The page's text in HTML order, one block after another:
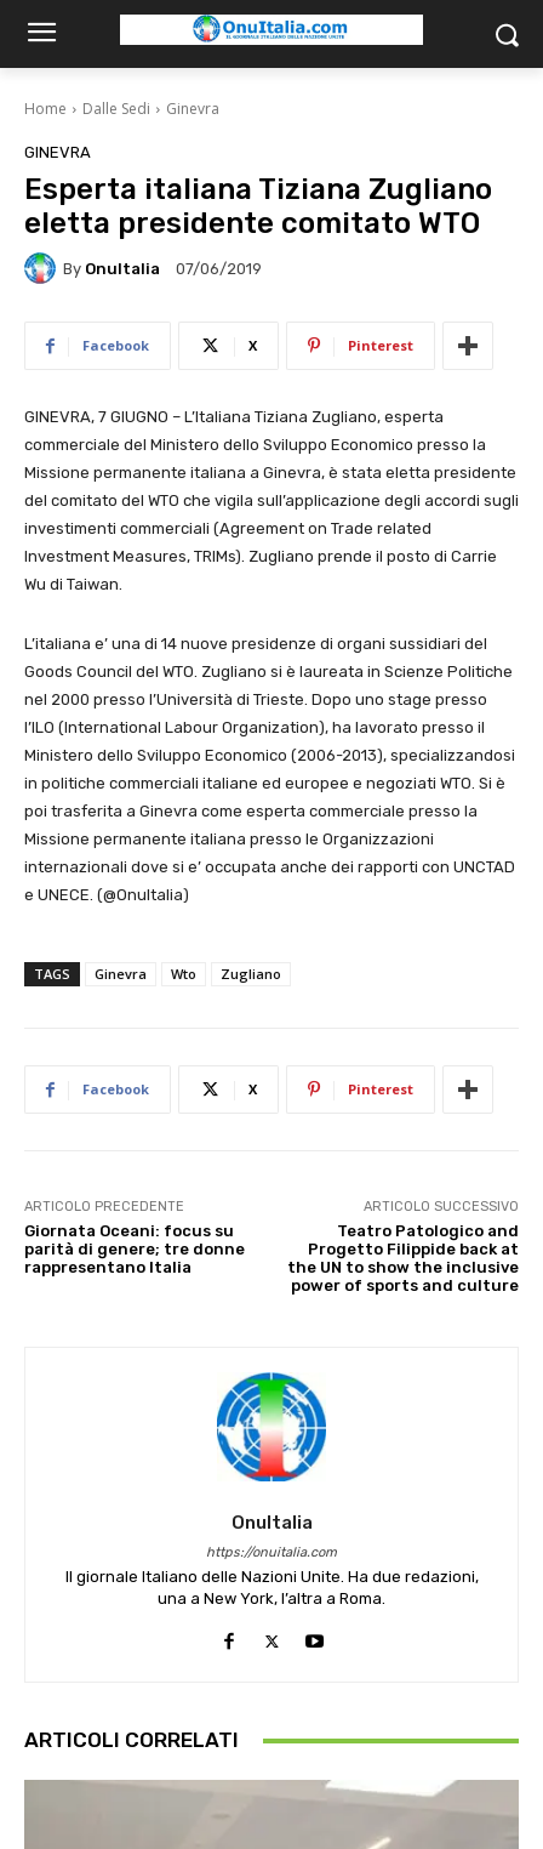
Home Dalle Sedi Ginevra
GINEVRA
Esperta italiana Tiziana Zugliano
eletta presidente comitato WTO
By OnuItalia 07/06/2019
Facebook X Pinterest
GINEVRA, 7 GIUGNO – L’Italiana Tiziana Zugliano, esperta
commerciale del Ministero dello Sviluppo Economico presso la
Missione permanente italiana a Ginevra, è stata eletta presidente
del comitato del WTO che vigila sull’applicazione degli accordi sugli
investimenti commerciali (Agreement on Trade related
Investment Measures, TRIMs). Zugliano prende il posto di Carrie
Wu di Taiwan.
L’italiana e’ una di 14 nuove presidenze di organi sussidiari del
Goods Council del WTO. Zugliano si è laureata in Scienze Politiche
nel 2000 presso l’Università di Trieste. Dopo uno stage presso
l’ILO (International Labour Organization), ha lavorato presso il
Ministero dello Sviluppo Economico (2006-2013), specializzandosi
in politiche commerciali italiane ed europee e negoziati WTO. Si è
poi trasferita a Ginevra come esperta commerciale presso la
Missione permanente italiana presso le Organizzazioni
internazionali dove si e’ occupata anche dei rapporti con UNCTAD
e UNECE. (@OnuItalia)
TAGS Ginevra Wto Zugliano
Facebook X Pinterest
ARTICOLO PRECEDENTE
Giornata Oceani: focus su
parità di genere; tre donne
rappresentano Italia
ARTICOLO SUCCESSIVO
Teatro Patologico and
Progetto Filippide back at
the UN to show the inclusive
power of sports and culture
OnuItalia
https://onuitalia.com
Il giornale Italiano delle Nazioni Unite. Ha due redazioni,
una a New York, l’altra a Roma.
ARTICOLI CORRELATI